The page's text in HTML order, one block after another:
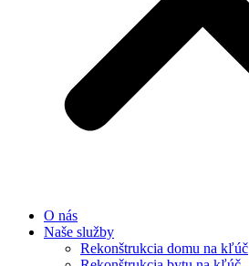
O nás
Naše služby
Rekonštrukcia domu na kľúč